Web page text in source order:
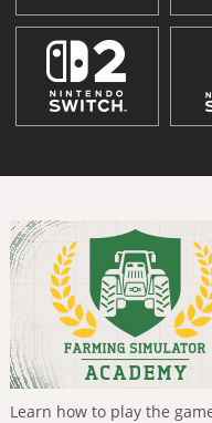
Learn how to play the